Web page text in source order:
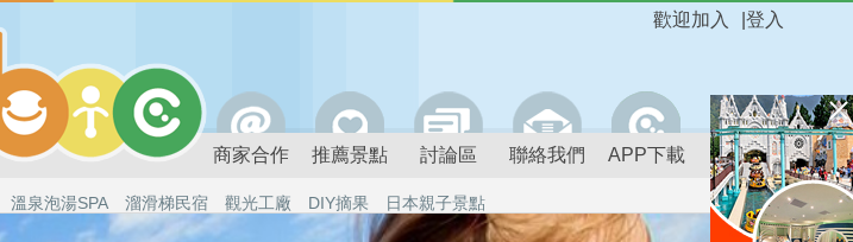
登入
歡迎加入
商家合作 推薦景點 討論區 聯絡我們 APP下載
溫泉泡湯SPA 溜滑梯民宿 觀光工廠 DIY摘果 日本親子景點